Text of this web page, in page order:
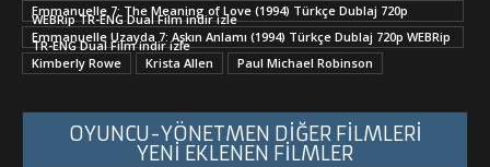
Emmanuelle 7: The Meaning of Love (1994) Türkçe Dublaj 720p
WEBRip TR-ENG Dual Film indir izle
Emmanuelle Uzayda 7: Aşkın Anlamı (1994) Türkçe Dublaj 720p WEBRip
TR-ENG Dual Film indir izle
Kimberly Rowe
Krista Allen Paul Michael Robinson
OYUNCU-YÖNETMEN DİĞER FİLMLERİ
YENİ EKLENEN FİLMLER